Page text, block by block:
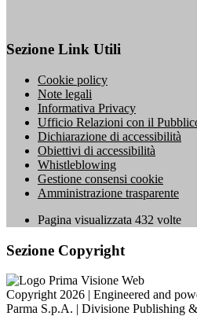
Sezione Link Utili
Cookie policy
Note legali
Informativa Privacy
Ufficio Relazioni con il
Dichiarazione di accessibilità
Obiettivi di accessibilità
Whistleblowing
Gestione consensi cookie
Amministrazione trasparente
Pagina visualizzata 432 volte
Sezione Copyright
Copyright 2026 | Engineered and
Parma S.p.A. | Divisione Publishing